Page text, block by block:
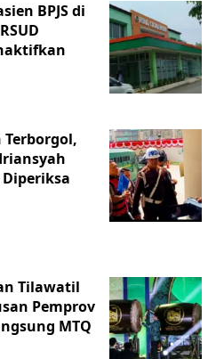
BPJS di
Terborgol,
Tilawatil
Pemprov
MTQ